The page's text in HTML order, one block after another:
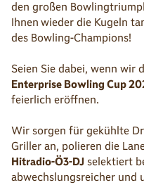
den großen
Ihnen wieder die Kugeln
des Bowling-Champions!
Seien Sie dabei, wenn wir
Enterprise Bowling Cup
feierlich eröffnen.
Wir sorgen für gekühlte
Griller an, polieren die
Hitradio-Ö3-DJ selektiert
abwechslungsreicher und